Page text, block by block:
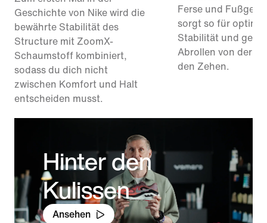
Geschichte von Nike wird die
bewährte Stabilität des
Structure mit ZoomX-
Schaumstoff kombiniert,
sodass du dich nicht
zwischen Komfort und Halt
entscheiden musst.
Ferse und
sorgt so für
Stabilität und
Abrollen von der
den Zehen.
Hinter den
Kulissen
Ansehen